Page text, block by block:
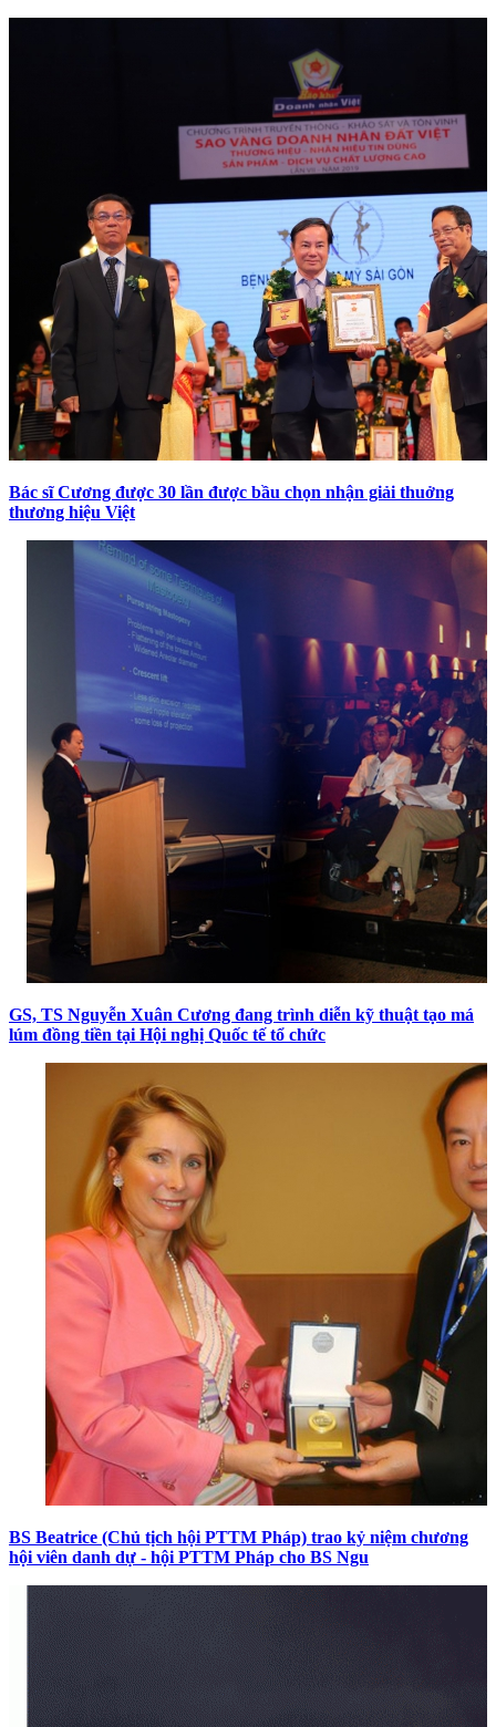
Bác sĩ Cương được 30 lần được bầu chọn nhận giải thuởng
thương hiệu Việt
GS, TS Nguyễn Xuân Cương đang trình diễn kỹ thuật tạo má
lúm đồng tiền tại Hội nghị Quốc tế tổ chức
BS Beatrice (Chủ tịch hội PTTM Pháp) trao kỷ niệm chương
hội viên danh dự - hội PTTM Pháp cho BS Ngu